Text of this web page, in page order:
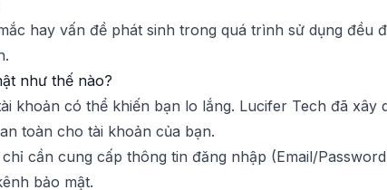
hay vấn đề phát sinh trong quá trình sử dụng đều
như thế nào?
khoản có thể khiến bạn lo lắng. Lucifer Tech đã
toàn cho tài khoản của bạn.
cần cung cấp thông tin đăng nhập (Email/
bảo mật.